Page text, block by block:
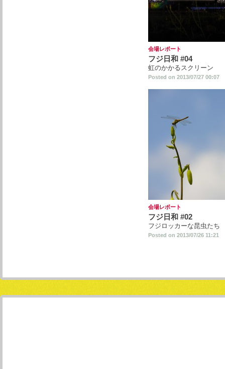
会場レポート
フジ日和 #04
虹のかかるスクリーン
Posted on 2013/07/27 00:07
会場レポート
フジ日和 #02
フジロッカーな昆虫たち
Posted on 2013/07/26 11:21